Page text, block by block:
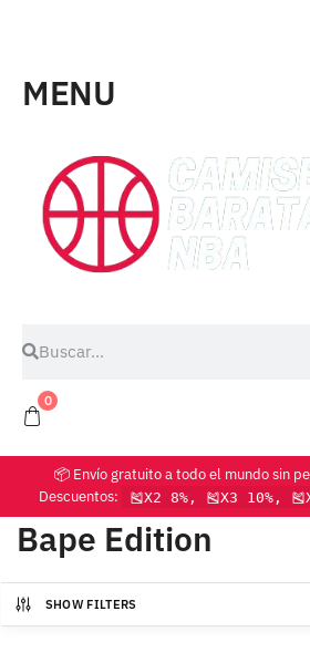
MENU
0
📦 Envío gratuito a todo el mundo
Descuentos:
🎽X2 8%, 🎽X3 10%,
Bape Edition
SHOW FILTERS